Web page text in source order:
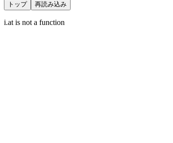
トップ 再読み込み
i.at is not a function